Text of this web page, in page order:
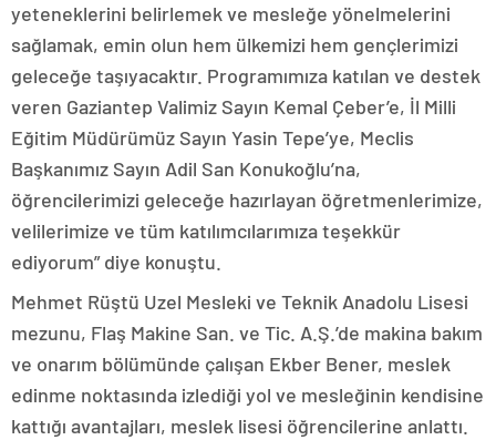
yeteneklerini belirlemek ve mesleğe yönelmelerini
sağlamak, emin olun hem ülkemizi hem gençlerimizi
geleceğe taşıyacaktır. Programımıza katılan ve destek
veren Gaziantep Valimiz Sayın Kemal Çeber’e, İl Milli
Eğitim Müdürümüz Sayın Yasin Tepe’ye, Meclis
Başkanımız Sayın Adil San Konukoğlu’na,
öğrencilerimizi geleceğe hazırlayan öğretmenlerimize,
velilerimize ve tüm katılımcılarımıza teşekkür
ediyorum” diye konuştu.
Mehmet Rüştü Uzel Mesleki ve Teknik Anadolu Lisesi
mezunu, Flaş Makine San. ve Tic. A.Ş.’de makina bakım
ve onarım bölümünde çalışan Ekber Bener, meslek
edinme noktasında izlediği yol ve mesleğinin kendisine
kattığı avantajları, meslek lisesi öğrencilerine anlattı.